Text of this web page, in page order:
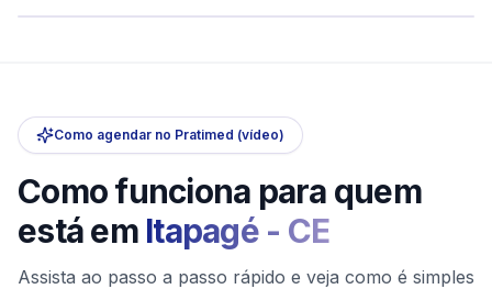
Como agendar no Pratimed (vídeo)
Como funciona para quem
está em Itapagé- CE
Assista ao passo a passo rápido e veja como é simples